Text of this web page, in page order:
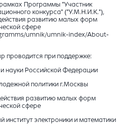
Программы "Участник
конкурса" ("У.М.Н.И.К."),
развитию малых форм
сфере
umnik/umnik-index/About-
проводится при поддержке:
науки Российской Федерации
политики г.Москвы
развитию малых форм
сфере
институт электроники и математики